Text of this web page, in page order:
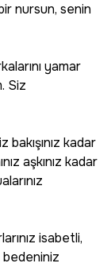
nursun, senin
yamar
Siz
kadar
aşkınız kadar
isabetli,
bedeniniz